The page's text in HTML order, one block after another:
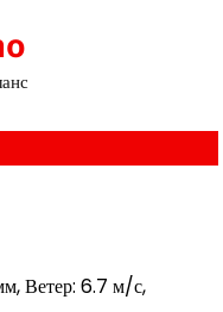
Ветер: 6.7 м/с,